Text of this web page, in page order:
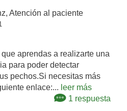
Atención al paciente
aprendas a realizarte una
para poder detectar
pechos.Si necesitas más
enlace:... leer más
1 respuesta